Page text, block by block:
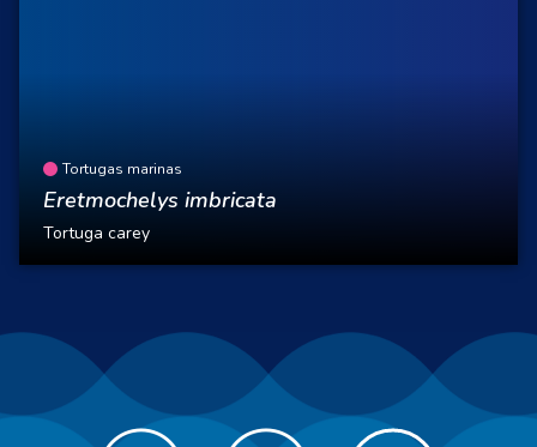
Tortugas marinas
Eretmochelys imbricata
Tortuga carey